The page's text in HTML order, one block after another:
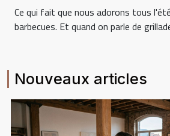
Ce qui fait que nous adorons tous
barbecues. Et quand on parle de
Nouveaux articles